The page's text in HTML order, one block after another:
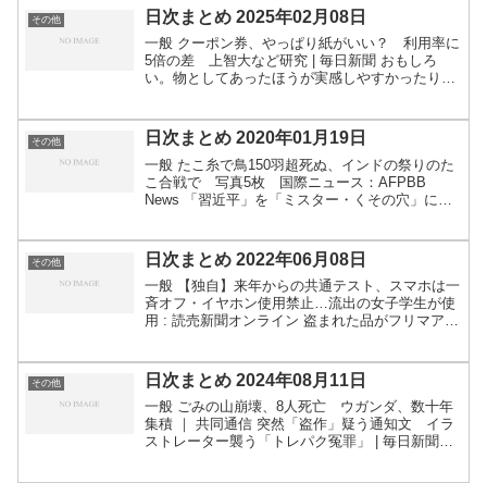
状...
その他 日次まとめ 2025年02月08日
一般 クーポン券、やっぱり紙がいい？ 利用率に
5倍の差 上智大など研究 | 毎日新聞 おもしろ
い。物としてあったほうが実感しやすかったり、
っ」訪日客急...
その他 日次まとめ 2020年01月19日
一般 たこ糸で鳥150羽超死ぬ、インドの祭りのた
こ合戦で 写真5枚 国際ニュース：AFPBB
News 「習近平」を「ミスター・くその穴」に誤
その他 日次まとめ 2022年06月08日
一般 【独自】来年からの共通テスト、スマホは一
斉オフ・イヤホン使用禁止…流出の女子学生が使
用 : 読売新聞オンライン 盗まれた品がフリマアプ
スカに...
その他 日次まとめ 2024年08月11日
一般 ごみの山崩壊、8人死亡 ウガンダ、数十年
集積 ｜ 共同通信 突然「盗作」疑う通知文 イラ
ストレーター襲う「トレパク冤罪」 | 毎日新聞